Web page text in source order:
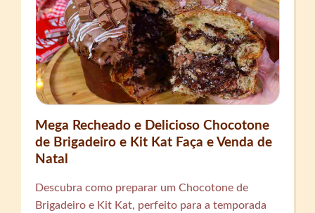
Mega Recheado e Delicioso Chocotone
de Brigadeiro e Kit Kat Faça e Venda de
Natal
Descubra como preparar um Chocotone de
Brigadeiro e Kit Kat, perfeito para a temporada